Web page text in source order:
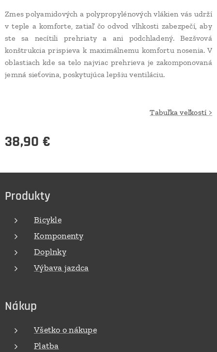
Zmes polyamidových a polypropylénových vlákien vás udrží
v teple a komforte, zatiaľ čo odvod vlhkosti zabezpečí, aby
ste sa necítili prehriaty a ani podchladený. Bezšvová
konštrukcia prispieva k maximálnemu komfortu nosenia. V
oblastiach kde sa telo najviac prehrieva je zakomponovaná
jemná sieťovina, poskytujúca lepšiu ventiláciu.
Tabuľka veľkostí >
38,90 €
Produkty
Bicykle
Komponenty
Doplnky
Výbava jazdca
Nákup
Všetko o nákupe
Platba